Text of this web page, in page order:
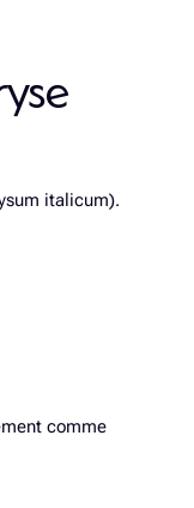
italicum).
comme